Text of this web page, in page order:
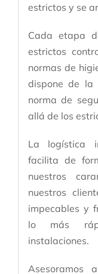
estrictos y se
Cada etapa
estrictos
normas de
dispone de la
norma de
allá de los
La logística
facilita de
nuestros
nuestros
impecables y
lo más
instalaciones.
Asesoramos